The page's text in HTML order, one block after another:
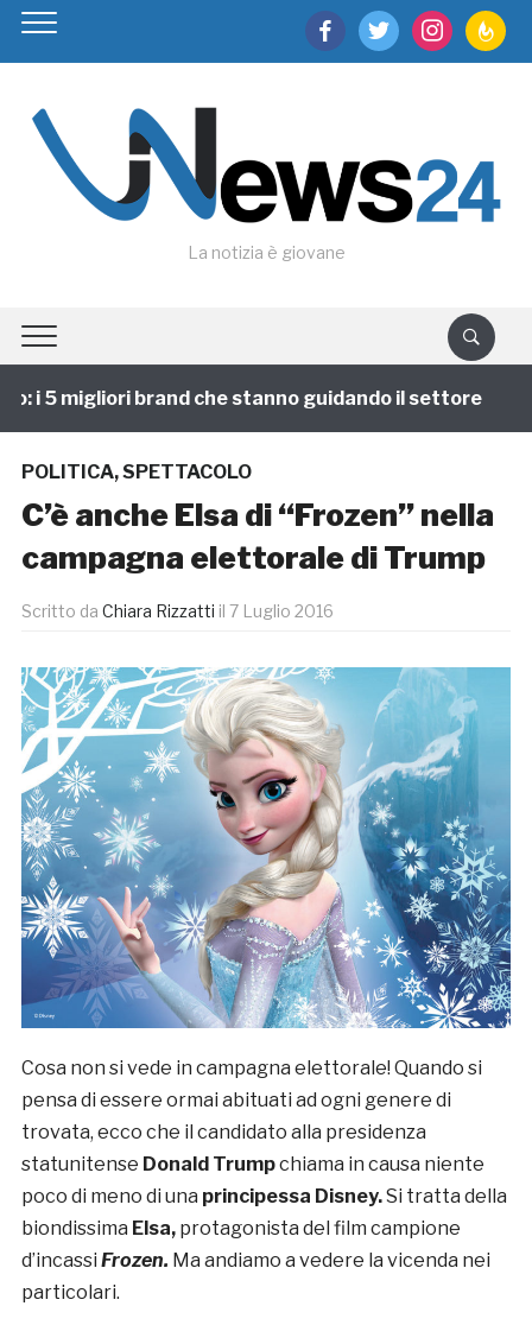
facebooktwitter instagram
La notizia è giovane
5 migliori brand che stanno guidando il settore
POLITICA,SPETTACOLO
C’è anche Elsa di “Frozen” nella
campagna elettorale di Trump
Scritto da Chiara Rizzatti il 7 Luglio 2016
Cosa non si vede in campagna elettorale! Quando si
pensa di essere ormai abituati ad ogni genere di
trovata, ecco che il candidato alla presidenza
statunitense Donald Trumpchiama in causa niente
poco di meno di una principessa Disney.Si tratta della
biondissima Elsa, protagonista del film campione
d’incassi Frozen. Ma andiamo a vedere la vicenda nei
particolari.